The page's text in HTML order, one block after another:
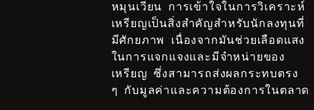
หมุนเวียน การเข้าใจในการวิเคราะห์
เหรียญเป็นสิ่งสำคัญสำหรับนักลงทุนที่
มีศักยภาพ เนื่องจากมันช่วยเลือดแสง
ในการแจกแจงและมีจำหน่ายของ
เหรียญ ซึ่งสามารถส่งผลกระทบตรง
ๆ กับมูลค่าและความต้องการในตลาด